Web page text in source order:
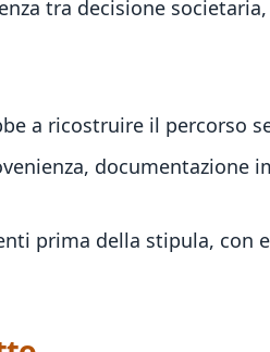
tra decisione
a ricostruire il percorso
documentazione
prima della stipula, con